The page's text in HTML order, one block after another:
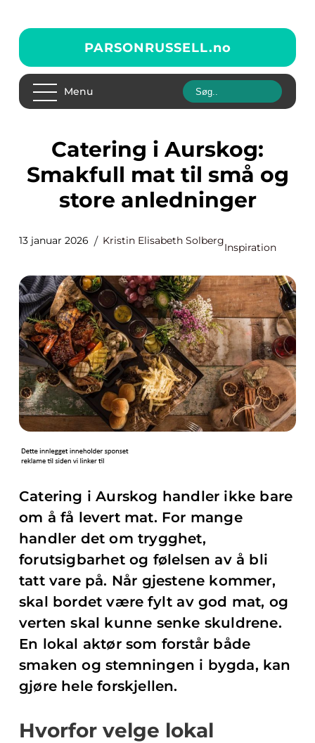
PARSONRUSSELL.no
Menu
Catering i Aurskog:
Smakfull mat til små og
store anledninger
13 januar 2026 Kristin Elisabeth Solberg
Inspiration
Catering i Aurskog handler ikke bare
om å få levert mat. For mange
handler det om trygghet,
forutsigbarhet og følelsen av å bli
tatt vare på. Når gjestene kommer,
skal bordet være fylt av god mat, og
verten skal kunne senke skuldrene.
En lokal aktør som forstår både
smaken og stemningen i bygda, kan
gjøre hele forskjellen.
Hvorfor velge lokal